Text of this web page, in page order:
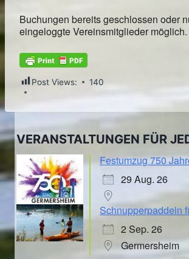
Buchungen bereits geschlossen oder
eingeloggte Vereinsmitglieder möglich.
Post Views: 140
VERANSTALTUNGEN FÜR
Festumzug 750
29 Aug. 26
Schnupperpaddeln
2 Sep. 26
Germersheim